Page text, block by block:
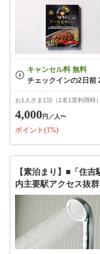
お1人さま1泊（2名1室利用時
4,000円 ／人〜
ポイント(1%)
【素泊まり】■「住
内主要駅アクセス抜群